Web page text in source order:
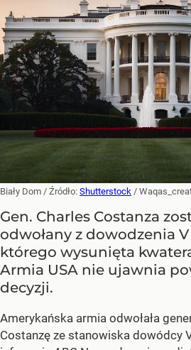
Biały Dom / Źródło: Shutterstock /
Gen. Charles Costanza
odwołany z dowodzenia
którego wysunięta
Armia USA nie ujawnia
decyzji.
Amerykańska armia odwołała
Costanzę ze stanowiska dowódcy